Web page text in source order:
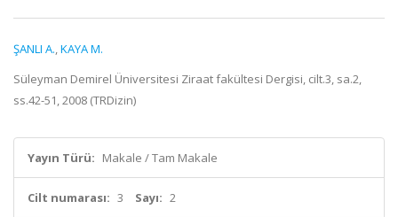
ŞANLI A.,KAYA M.
Süleyman Demirel Üniversitesi Ziraat fakültesi Dergisi, cilt.3, sa.2,
ss.42-51, 2008 (TRDizin)
Yayın Türü: Makale / Tam Makale
Cilt numarası: 3 Sayı: 2